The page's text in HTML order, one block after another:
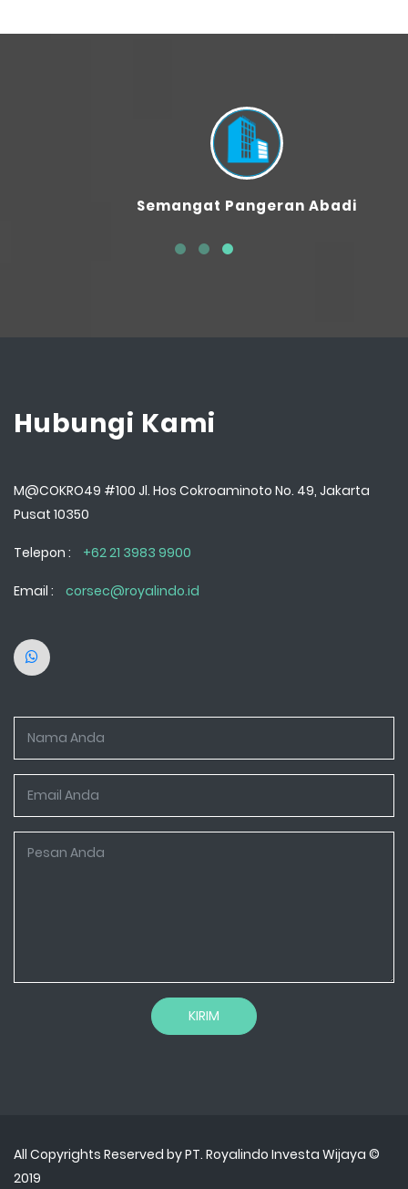
Semangat Pangeran Abadi
Hubungi Kami
M@COKRO49 #100 Jl. Hos Cokroaminoto No. 49, Jakarta
Pusat 10350
Telepon : +62 21 3983 9900
Email : corsec@royalindo.id
KIRIM
All Copyrights Reserved byPT. Royalindo Investa Wijaya ©
2019